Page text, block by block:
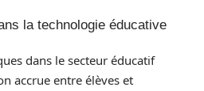
la technologie éducative
dans le secteur éducatif
accrue entre élèves et